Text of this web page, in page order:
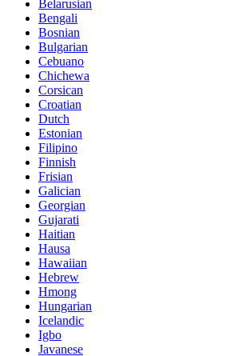
Belarusian
Bengali
Bosnian
Bulgarian
Cebuano
Chichewa
Corsican
Croatian
Dutch
Estonian
Filipino
Finnish
Frisian
Galician
Georgian
Gujarati
Haitian
Hausa
Hawaiian
Hebrew
Hmong
Hungarian
Icelandic
Igbo
Javanese